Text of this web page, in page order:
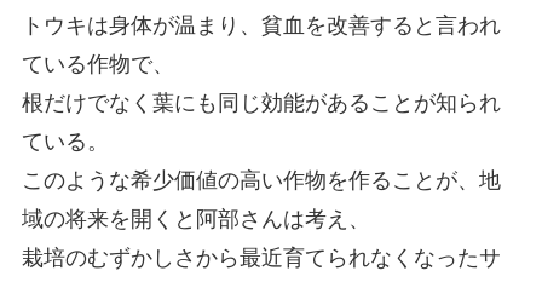
トウキは身体が温まり、貧血を改善すると言われ
ている作物で、
根だけでなく葉にも同じ効能があることが知られ
ている。
このような希少価値の高い作物を作ることが、地
域の将来を開くと阿部さんは考え、
栽培のむずかしさから最近育てられなくなったサ